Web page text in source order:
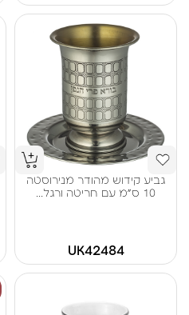
גביע קידוש מהודר מנירוסטה
10 ס"מ עם חריטה ורגל...
UK42484